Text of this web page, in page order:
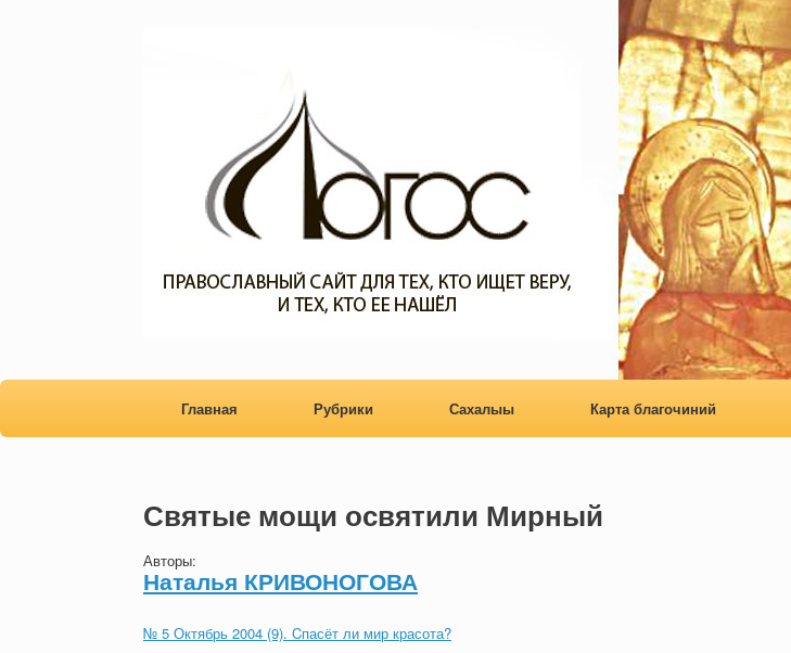
Главная Рубрики Сахалыы Карта благочиний
Святые мощи освятили Мирный
Авторы:
Наталья КРИВОНОГОВА
№ 5 Октябрь 2004 (9). Cпасёт ли мир красота?